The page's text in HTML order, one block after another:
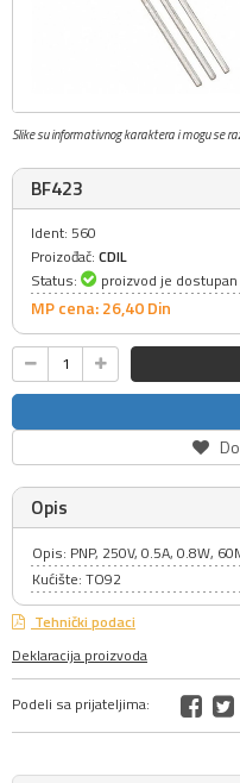
Slike su informativnog karaktera i mogu se
BF423
Ident: 560
Proizođač: CDIL
Status:
proizvod je dostupan
MP cena: 26,40Din
Opis
Opis: PNP, 250V, 0.5A, 0.8W,
Kućište: TO92
Tehnički podaci
Deklaracija proizvoda
Podeli sa prijateljima: